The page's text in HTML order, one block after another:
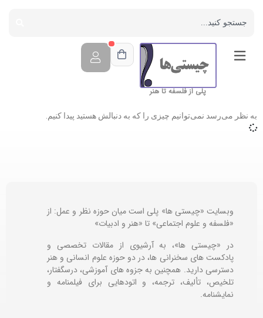
پلی از فلسفه تا هنر
به نظر می‌رسد نمی‌توانیم چیزی را که به دنبالش هستید پیدا کنیم.
وبسایت «چیستی ها» پلی است میان حوزه نظر و عمل: از
«فلسفه و علوم اجتماعی» تا «هنر و ادبیات»
در «چیستی ها»، به آرشیوی از مقالات تخصصی و
پادکست های سخنرانی ها، در دو حوزه علوم انسانی و هنر
دسترسی دارید. همچنین به جزوه های آموزشی، درسگفتار،
تلخیص، تألیف، ترجمه، و اتودهایی برایفیلمنامه و
نمایشنامه.